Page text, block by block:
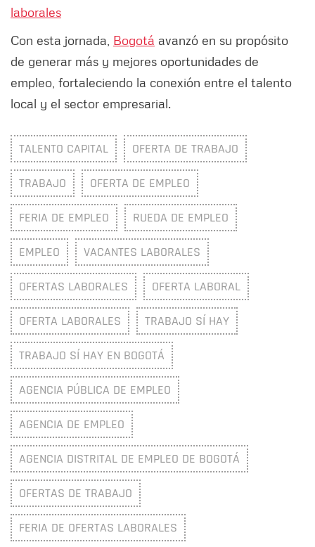
laborales
Con esta jornada, Bogotá avanzó en su propósito
de generar más y mejores oportunidades de
empleo, fortaleciendo la conexión entre el talento
local y el sector empresarial.
TALENTO CAPITAL OFERTA DE TRABAJO
TRABAJO OFERTA DE EMPLEO
FERIA DE EMPLEO RUEDA DE EMPLEO
EMPLEO VACANTES LABORALES
OFERTAS LABORALES OFERTA LABORAL
OFERTA LABORALES TRABAJO SÍ HAY
TRABAJO SÍ HAY EN BOGOTÁ
AGENCIA PÚBLICA DE EMPLEO
AGENCIA DE EMPLEO
AGENCIA DISTRITAL DE EMPLEO DE BOGOTÁ
OFERTAS DE TRABAJO
FERIA DE OFERTAS LABORALES